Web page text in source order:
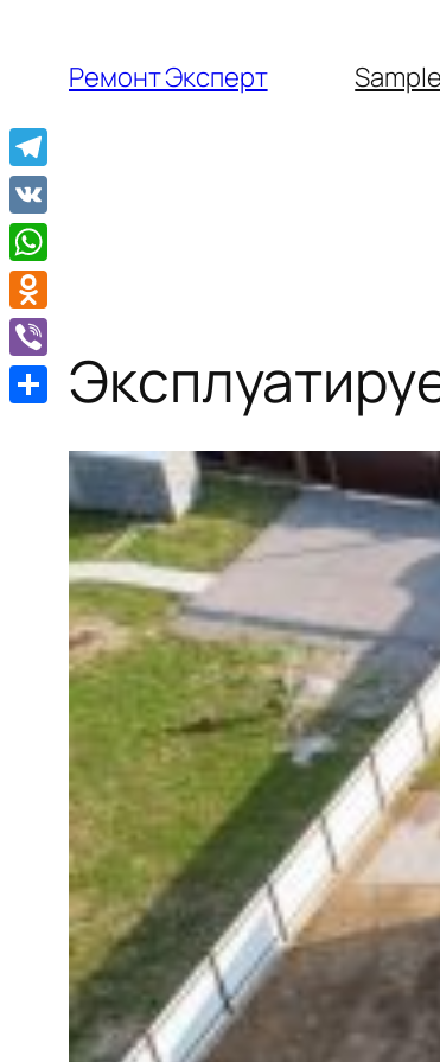
содержимому
Ремонт Эксперт
Telegram
VK
WhatsApp
Odnoklassniki
Viber